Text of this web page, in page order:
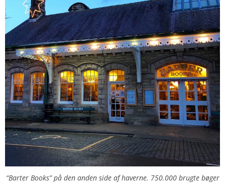
“Barter Books” på den anden side af haverne. 750.000 brugte bøger